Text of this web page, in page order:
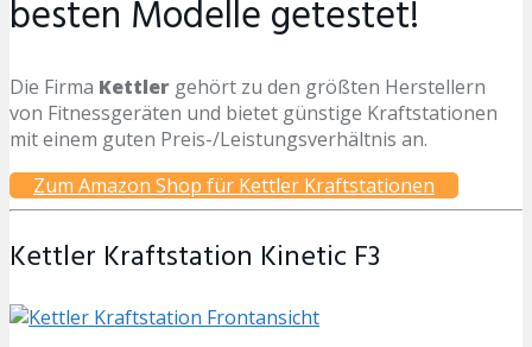
besten Modelle getestet!
Die Firma Kettler gehört zu den größten Herstellern
von Fitnessgeräten und bietet günstige Kraftstationen
mit einem guten Preis-/Leistungsverhältnis an.
Zum Amazon Shop für Kettler Kraftstationen
Kettler Kraftstation Kinetic F3